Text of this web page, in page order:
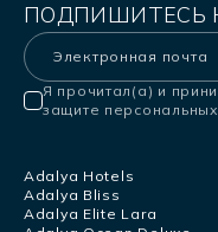
ПОДПИШИТЕСЬ
Я прочитал(а) и
защите
Adalya Hotels
Adalya Bliss
Adalya Elite Lara